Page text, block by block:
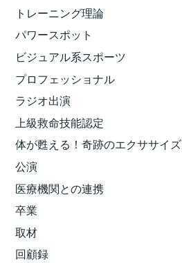
トレーニング理論
パワースポット
ビジュアル系スポーツ
プロフェッショナル
ラジオ出演
上級救命技能認定
体が甦える！奇跡のエクササイズ
公演
医療機関との連携
卒業
取材
回顧録